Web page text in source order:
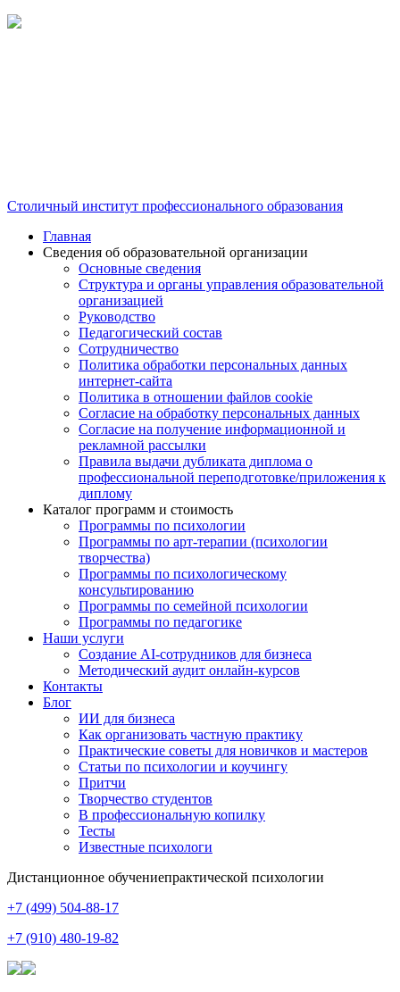
Столичный институт профессионального образования
Главная
Сведения об образовательной организации
Основные сведения
Структура и органы управления образовательной
организацией
Руководство
Педагогический состав
Сотрудничество
Политика обработки персональных данных
интернет-сайта
Политика в отношении файлов cookie
Согласие на обработку персональных данных
Согласие на получение информационной и
рекламной рассылки
Правила выдачи дубликата диплома о
профессиональной переподготовке/приложения к
диплому
Каталог программ и стоимость
Программы по психологии
Программы по арт-терапии (психологии
творчества)
Программы по психологическому
консультированию
Программы по семейной психологии
Программы по педагогике
Наши услуги
Создание AI-сотрудников для бизнеса
Методический аудит онлайн-курсов
Контакты
Блог
ИИ для бизнеса
Как организовать частную практику
Практические советы для новичков и мастеров
Статьи по психологии и коучингу
Притчи
Творчество студентов
В профессиональную копилку
Тесты
Известные психологи
Дистанционное обучениепрактической психологии
+7 (499) 504-88-17
+7 (910) 480-19-82